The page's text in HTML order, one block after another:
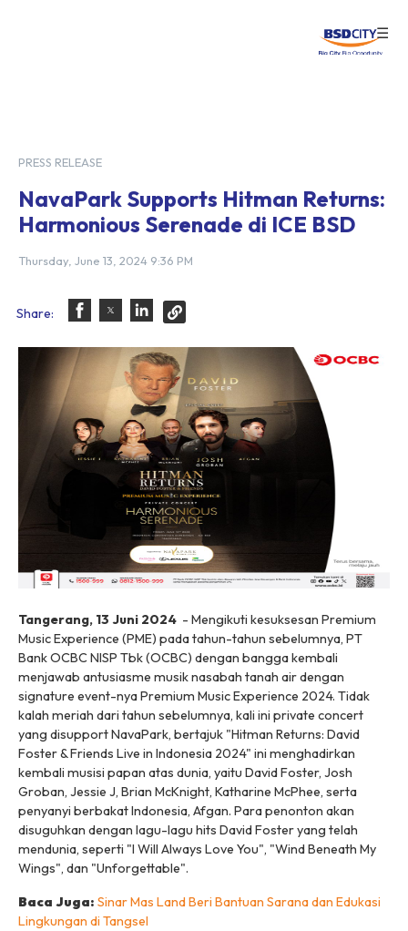
☰
PRESS RELEASE
NavaPark Supports Hitman Returns:
Harmonious Serenade di ICE BSD
Thursday, June 13, 2024 9:36 PM
Share:
Tangerang, 13 Juni 2024 - Mengikuti kesuksesan Premium
Music Experience (PME) pada tahun-tahun sebelumnya, PT
Bank OCBC NISP Tbk (OCBC) dengan bangga kembali
menjawab antusiasme musik nasabah tanah air dengan
signature event-nya Premium Music Experience 2024. Tidak
kalah meriah dari tahun sebelumnya, kali ini private concert
yang disupport NavaPark, bertajuk "Hitman Returns: David
Foster & Friends Live in Indonesia 2024" ini menghadirkan
kembali musisi papan atas dunia, yaitu David Foster, Josh
Groban, Jessie J, Brian McKnight, Katharine McPhee, serta
penyanyi berbakat Indonesia, Afgan. Para penonton akan
disuguhkan dengan lagu-lagu hits David Foster yang telah
mendunia, seperti "I Will Always Love You", "Wind Beneath My
Wings", dan "Unforgettable".
Baca Juga: Sinar Mas Land Beri Bantuan Sarana dan Edukasi
Lingkungan di Tangsel